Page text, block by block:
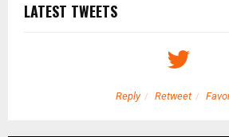
LATEST TWEETS
Reply Retweet